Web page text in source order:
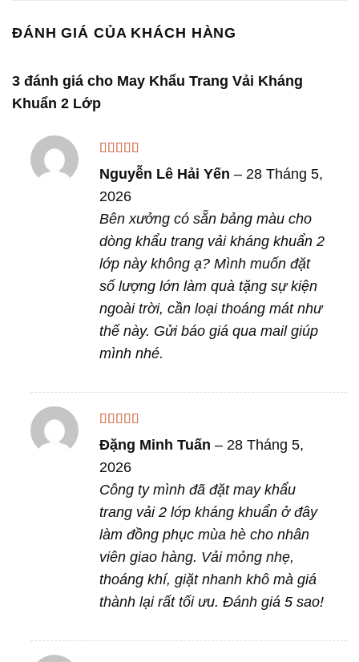
ĐÁNH GIÁ CỦA KHÁCH HÀNG
3 đánh giá cho May Khẩu Trang Vải Kháng
Khuẩn 2 Lớp
Được xếp
hạng55 sao
Nguyễn Lê Hải Yến– 28 Tháng 5,
2026
Bên xưởng có sẵn bảng màu cho
dòng khẩu trang vải kháng khuẩn 2
lớp này không ạ? Mình muốn đặt
số lượng lớn làm quà tặng sự kiện
ngoài trời, cần loại thoáng mát như
thế này. Gửi báo giá qua mail giúp
mình nhé.
Được xếp
hạng45
sao
Đặng Minh Tuấn– 28 Tháng 5,
2026
Công ty mình đã đặt may khẩu
trang vải 2 lớp kháng khuẩn ở đây
làm đồng phục mùa hè cho nhân
viên giao hàng. Vải mỏng nhẹ,
thoáng khí, giặt nhanh khô mà giá
thành lại rất tối ưu. Đánh giá 5 sao!